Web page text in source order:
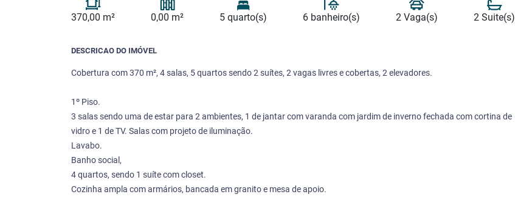
370,00 m² 0,00 m² 5 quarto(s) 6 banheiro(s) 2 Vaga(s) 2 Suite(s)
DESCRICAO DO IMÓVEL
Cobertura com 370 m², 4 salas, 5 quartos sendo 2 suítes, 2 vagas livres e cobertas, 2 elevadores.
1º Piso.
3 salas sendo uma de estar para 2 ambientes, 1 de jantar com varanda com jardim de inverno fechada com cortina de
vidro e 1 de TV. Salas com projeto de iluminação.
Lavabo.
Banho social,
4 quartos, sendo 1 suíte com closet.
Cozinha ampla com armários, bancada em granito e mesa de apoio.